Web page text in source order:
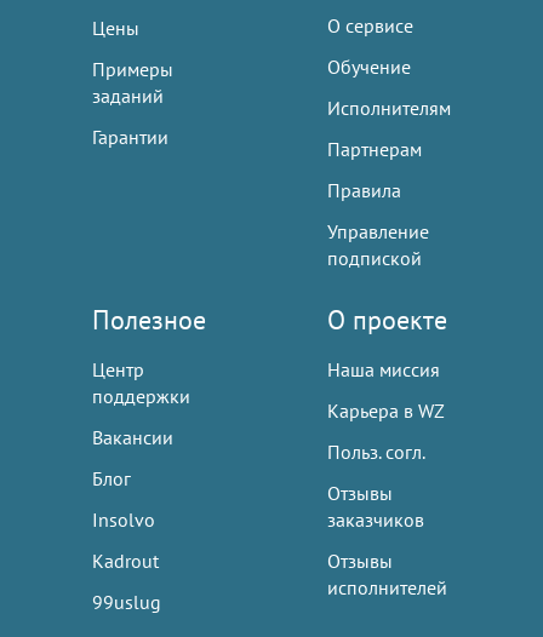
Цены
Примеры
заданий
Гарантии
О сервисе
Обучение
Исполнителям
Партнерам
Правила
Управление
подпиской
Полезное
Центр
поддержки
Вакансии
Блог
Insolvo
Kadrout
99uslug
О проекте
Наша миссия
Карьера в WZ
Польз. согл.
Отзывы
заказчиков
Отзывы
исполнителей